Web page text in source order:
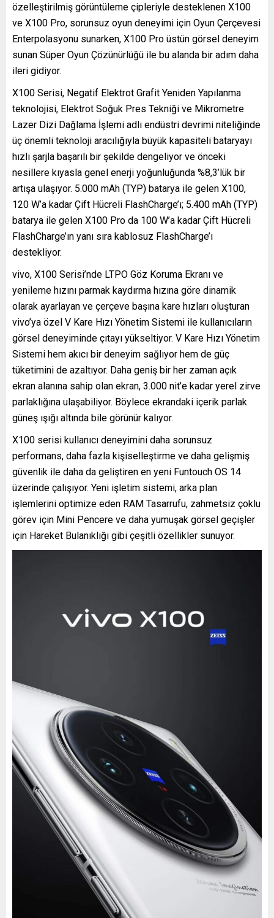
özelleştirilmiş görüntüleme çipleriyle desteklenen X100
ve X100 Pro, sorunsuz oyun deneyimi için Oyun Çerçevesi
Enterpolasyonu sunarken, X100 Pro üstün görsel deneyim
sunan Süper Oyun Çözünürlüğü ile bu alanda bir adım daha
ileri gidiyor.
X100 Serisi, Negatif Elektrot Grafit Yeniden Yapılanma
teknolojisi, Elektrot Soğuk Pres Tekniği ve Mikrometre
Lazer Dizi Dağlama İşlemi adlı endüstri devrimi niteliğinde
üç önemli teknoloji aracılığıyla büyük kapasiteli bataryayı
hızlı şarjla başarılı bir şekilde dengeliyor ve önceki
nesillere kıyasla genel enerji yoğunluğunda %8,3’lük bir
artışa ulaşıyor. 5.000 mAh (TYP) batarya ile gelen X100,
120 W’a kadar Çift Hücreli FlashCharge’ı; 5.400 mAh (TYP)
batarya ile gelen X100 Pro da 100 W’a kadar Çift Hücreli
FlashCharge’ın yanı sıra kablosuz FlashCharge’ı
destekliyor.
vivo, X100 Serisi’nde LTPO Göz Koruma Ekranı ve
yenileme hızını parmak kaydırma hızına göre dinamik
olarak ayarlayan ve çerçeve başına kare hızları oluşturan
vivo’ya özel V Kare Hızı Yönetim Sistemi ile kullanıcıların
görsel deneyiminde çıtayı yükseltiyor. V Kare Hızı Yönetim
Sistemi hem akıcı bir deneyim sağlıyor hem de güç
tüketimini de azaltıyor. Daha geniş bir her zaman açık
ekran alanına sahip olan ekran, 3.000 nit’e kadar yerel zirve
parlaklığına ulaşabiliyor. Böylece ekrandaki içerik parlak
güneş ışığı altında bile görünür kalıyor.
X100 serisi kullanıcı deneyimini daha sorunsuz
performans, daha fazla kişiselleştirme ve daha gelişmiş
güvenlik ile daha da geliştiren en yeni Funtouch OS 14
üzerinde çalışıyor. Yeni işletim sistemi, arka plan
işlemlerini optimize eden RAM Tasarrufu, zahmetsiz çoklu
görev için Mini Pencere ve daha yumuşak görsel geçişler
için Hareket Bulanıklığı gibi çeşitli özellikler sunuyor.